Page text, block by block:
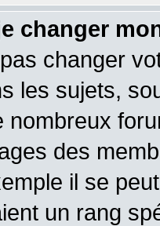
changer
changer
les sujets,
nombreux
des
il se
un rang